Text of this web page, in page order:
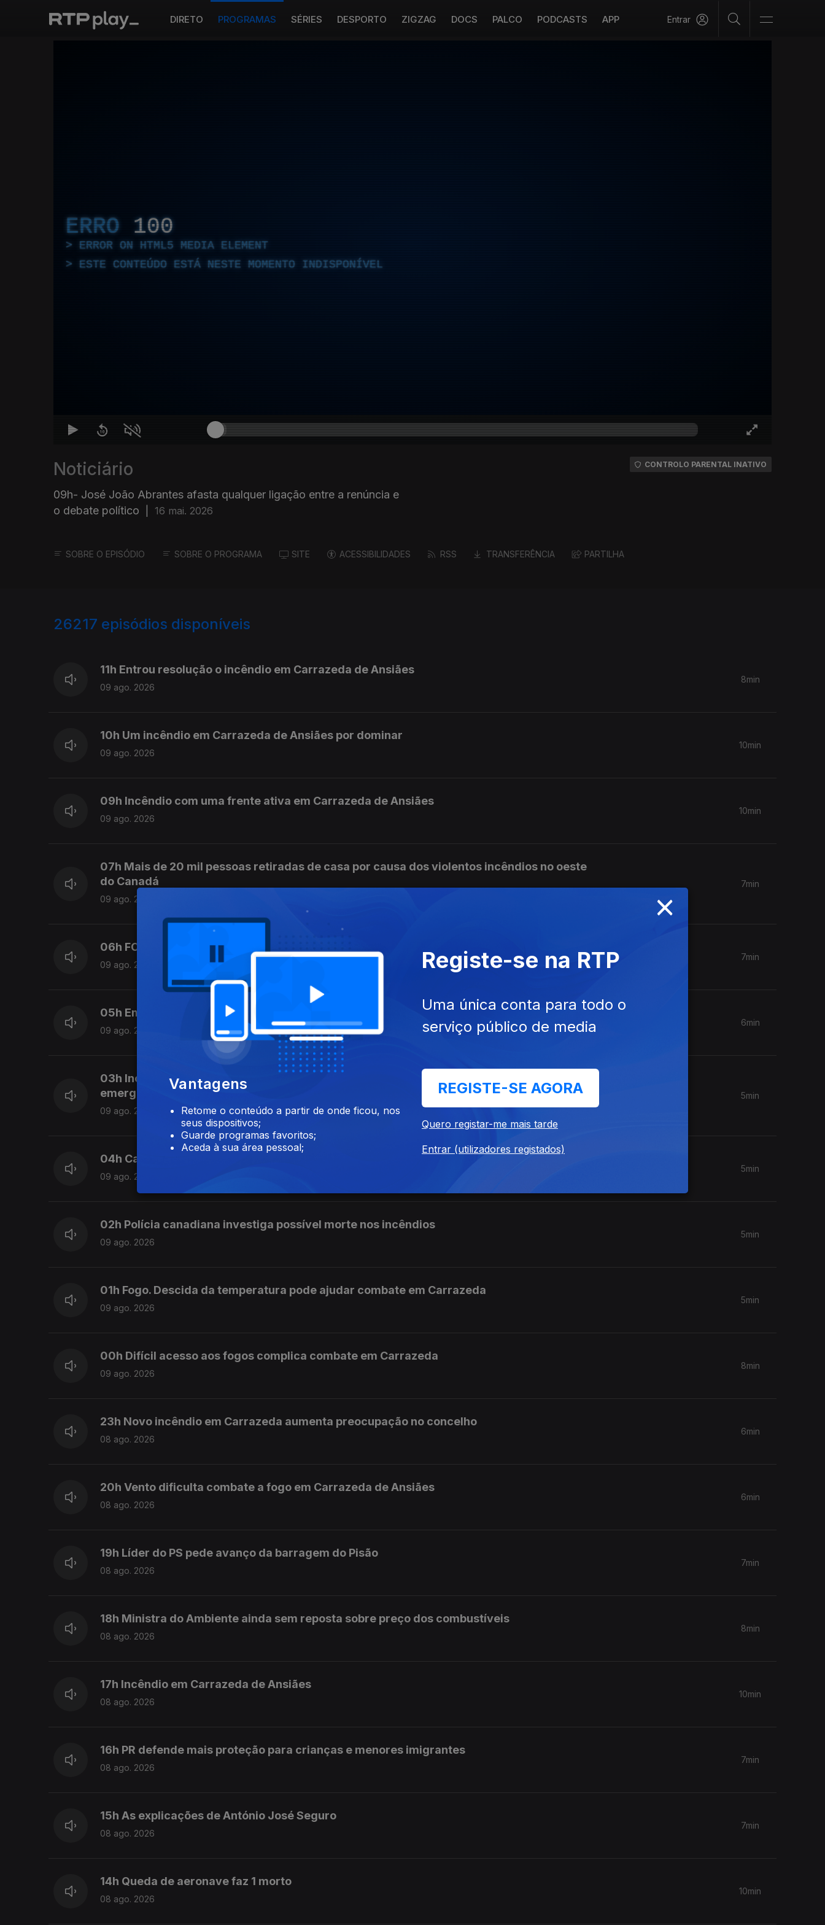
DIRETO PROGRAMAS SÉRIES DESPORTO ZIGZAG DOCS PALCO PODCASTS APP Entrar
ERRO 100
ERROR ON HTML5 MEDIA ELEMENT
ESTE CONTEÚDO ESTÁ NESTE MOMENTO INDISPONÍVEL
Noticiário
09h- José João Abrantes afasta qualquer ligação entre a renúncia e
o debate político
16 mai. 2026
CONTROLO PARENTAL INATIVO
SOBRE O EPISÓDIO SOBRE O PROGRAMA SITE ACESSIBILIDADES RSS TRANSFERÊNCIA PARTILHA
26217 episódios disponíveis
11h Entrou resolução o incêndio em Carrazeda de Ansiães
09 ago. 2026
8min
10h Um incêndio em Carrazeda de Ansiães por dominar
09 ago. 2026
10min
09h Incêndio com uma frente ativa em Carrazeda de Ansiães
09 ago. 2026
10min
07h Mais de 20 mil pessoas retiradas de casa por causa dos violentos incêndios no oeste
do Canadá
09 ago. 2026
7min
06h FC Porto inicia hoje a defesa do título de campeão nacional de futebol
09 ago. 2026
7min
05h Em resolução uma das frentes de fogo ativas em Carrazeda de Ansiães
09 ago. 2026
6min
03h Incêndios. Província canadiana da Colúmbia Britânica declara estado de
emergência
09 ago. 2026
5min
04h Carneiro acusa Luís Montenegro de mentir sobre as férias
09 ago. 2026
5min
02h Polícia canadiana investiga possível morte nos incêndios
09 ago. 2026
5min
01h Fogo. Descida da temperatura pode ajudar combate em Carrazeda
09 ago. 2026
5min
00h Difícil acesso aos fogos complica combate em Carrazeda
09 ago. 2026
8min
23h Novo incêndio em Carrazeda aumenta preocupação no concelho
08 ago. 2026
6min
20h Vento dificulta combate a fogo em Carrazeda de Ansiães
08 ago. 2026
6min
19h Líder do PS pede avanço da barragem do Pisão
08 ago. 2026
7min
18h Ministra do Ambiente ainda sem reposta sobre preço dos combustíveis
08 ago. 2026
8min
17h Incêndio em Carrazeda de Ansiães
08 ago. 2026
10min
16h PR defende mais proteção para crianças e menores imigrantes
08 ago. 2026
7min
15h As explicações de António José Seguro
08 ago. 2026
7min
14h Queda de aeronave faz 1 morto
08 ago. 2026
10min
×
Vantagens
Retome o conteúdo a partir de onde ficou, nos
seus dispositivos;
Guarde programas favoritos;
Aceda à sua área pessoal;
Registe-se na RTP
Uma única conta para todo o
serviço público de media
REGISTE-SE AGORA
Quero registar-me mais tarde
Entrar (utilizadores registados)